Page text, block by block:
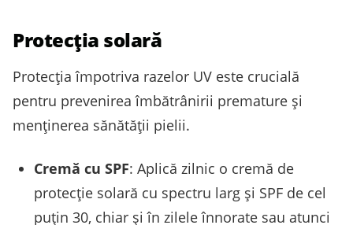
Protecția solară
Protecția împotriva razelor UV este crucială
pentru prevenirea îmbătrânirii premature și
menținerea sănătății pielii.
Cremă cu SPF: Aplică zilnic o cremă de
protecție solară cu spectru larg și SPF de cel
puțin 30, chiar și în zilele înnorate sau atunci